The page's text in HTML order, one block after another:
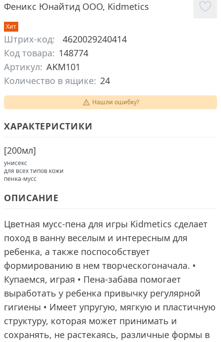
Феникс Юнайтид ООО, Kidmetics
Хит
Штрих-код:
4620029240414
Код товара: 148774
Артикул: AKM101
Количество в ящике: 24
Нашли ошибку?
ХАРАКТЕРИСТИКИ
[200мл]
унисекс
для всех типов кожи
пенка-мусс
ОПИСАНИЕ
Цветная мусс-пена для игры Kidmetics сделает
поход в ванну веселым и интересным для
ребенка, а также поспособствует
формированию в нем творческогоначала. •
Купаемся, играя • Пена-забава помогает
выработать у ребенка привычку регулярной
гигиены • Имеет упругую, мягкую и пластичную
структуру, которая может принимать и
сохранять, не растекаясь, различные формы в